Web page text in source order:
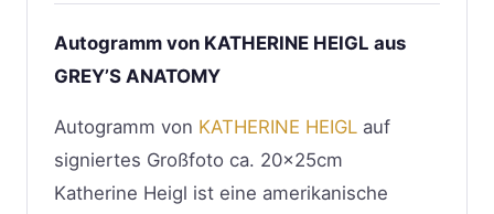
Autogramm von KATHERINE HEIGL aus
GREY’S ANATOMY
Autogramm von KATHERINE HEIGL auf
signiertes Großfoto ca. 20x25cm
Katherine Heigl ist eine amerikanische